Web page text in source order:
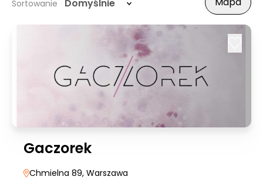
Sortowanie Domyślnie
Gaczorek
Chmielna 89, Warszawa